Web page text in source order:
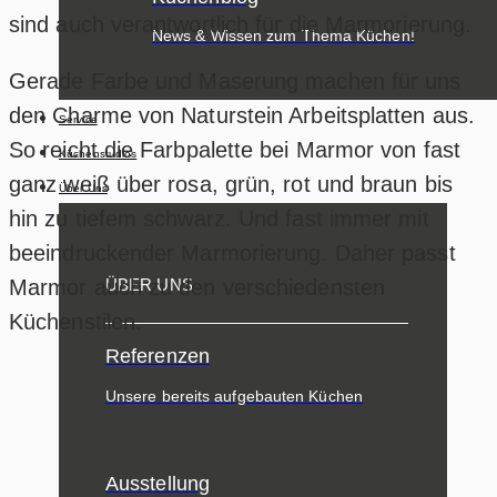
News & Wissen zum Thema Küchen!
Service
Küchenstudios
Über Uns
ÜBER UNS
Referenzen
Unsere bereits aufgebauten Küchen
Ausstellung
sind auch verantwortlich für die Marmorierung.
Gerade Farbe und Maserung machen für uns
den Charme von Naturstein Arbeitsplatten aus.
So reicht die Farbpalette bei Marmor von fast
ganz weiß über rosa, grün, rot und braun bis
hin zu tiefem schwarz. Und fast immer mit
beeindruckender Marmorierung. Daher passt
Marmor auch zu den verschiedensten
Küchenstilen.